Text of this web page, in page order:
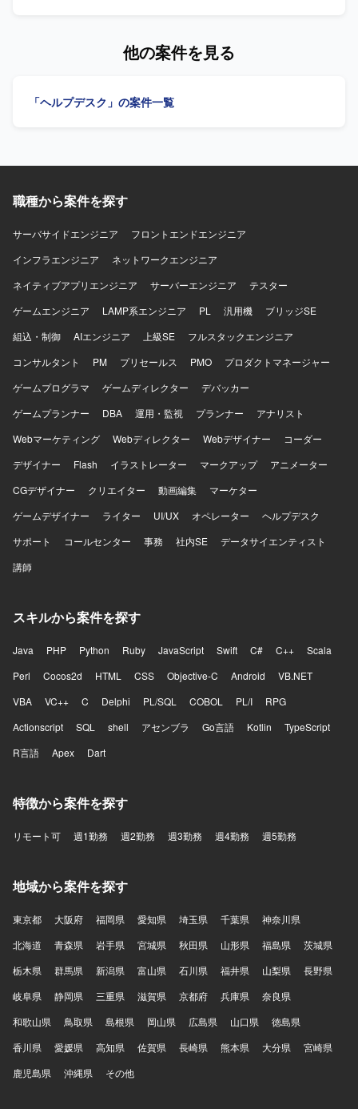
製品のテクニカルサポートを通じて、攻撃手法の理解や各
ティ領域の知見を広く深く身につけられる環境です。 【開
れ、OJT、メンバー育成、FAQ・マニュアル・対応フロー
し、改善に取り組める方を求めます。 【ポジションの魅
用します。
他の案件を見る
「ヘルプデスク」の案件一覧
職種から案件を探す
サーバサイドエンジニア
フロントエンドエンジニア
インフラエンジニア
ネットワークエンジニア
ネイティブアプリエンジニア
サーバーエンジニア
テスター
ゲームエンジニア
LAMP系エンジニア PL 汎用機
ブリッジSE
組込・制御
AIエンジニア 上級SE
フルスタックエンジニア
コンサルタント
PM プリセールス PMO
プロダクトマネージャー
ゲームプログラマ
ゲームディレクター
デバッカー
ゲームプランナー
DBA 運用・監視 プランナー
アナリスト
Webマーケティング
Webディレクター Webデザイナー
コーダー
デザイナー
Flash イラストレーター マークアップ
アニメーター
CGデザイナー
クリエイター 動画編集
マーケター
ゲームデザイナー
ライター UI/UX オペレーター
ヘルプデスク
サポート
コールセンター 事務 社内SE
データサイエンティスト
講師
スキルから案件を探す
Java PHP Python Ruby JavaScript Swift C# C++
Scala
Perl
Cocos2d HTML CSS Objective-C Android
VB.NET
VBA
VC++ C Delphi PL/SQL COBOL PL/I
RPG
Actionscript
SQL shell アセンブラ Go言語 Kotlin
TypeScript
R言語
Apex Dart
特徴から案件を探す
リモート可 週1勤務 週2勤務 週3勤務 週4勤務 週5勤務
地域から案件を探す
東京都 大阪府 福岡県 愛知県 埼玉県 千葉県
神奈川県
北海道
青森県 岩手県 宮城県 秋田県 山形県 福島県
茨城県
栃木県
群馬県 新潟県 富山県 石川県 福井県 山梨県
長野県
岐阜県
静岡県 三重県 滋賀県 京都府 兵庫県
奈良県
和歌山県
鳥取県 島根県 岡山県 広島県 山口県
徳島県
香川県
愛媛県 高知県 佐賀県 長崎県 熊本県 大分県
宮崎県
鹿児島県
沖縄県 その他